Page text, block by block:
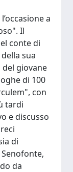
a
Il
conte di
sua
giovane
di 100
con
tardi
e discusso
di
da